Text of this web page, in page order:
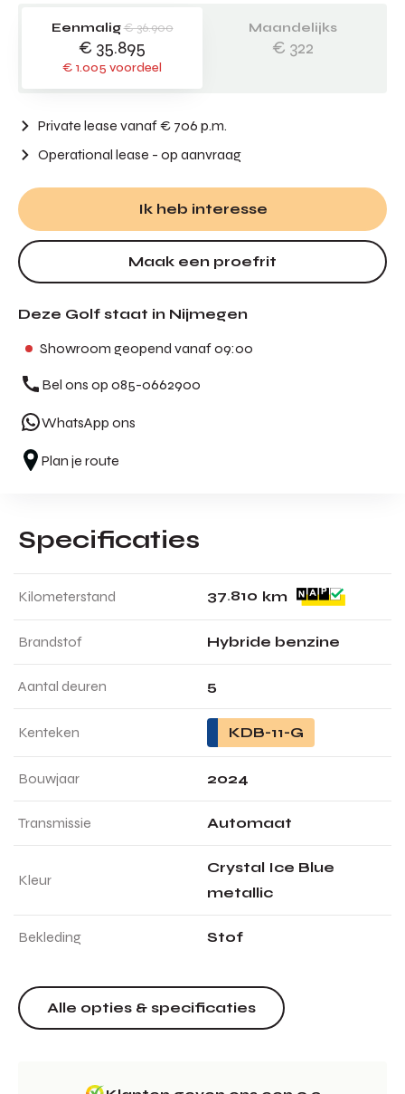
Eenmalig€ 36.900
€ 35.895
€ 1.005 voordeel
Maandelijks
€ 322
Private lease vanaf € 706 p.m.
Operational lease - op aanvraag
Ik heb interesse
Maak een proefrit
Deze Golf staat in Nijmegen
Showroom geopend vanaf 09:00
Bel ons op 085-0662900
WhatsApp ons
Plan je route
Specificaties
Kilometerstand 37.810 km
Brandstof Hybride benzine
Aantal deuren 5
Kenteken KDB-11-G
Bouwjaar 2024
Transmissie Automaat
Kleur
Crystal Ice Blue
metallic
Bekleding Stof
Alle opties & specificaties